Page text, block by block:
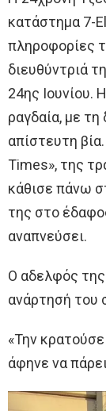
κατάστημα 7-
πληροφορίες
διευθύντριά
24ης Ιουνίου.
ραγδαία, με τη
απίστευτη
Times», της
κάθισε πάνω
της στο
αναπνεύσει.
Ο αδελφός
ανάρτησή του
«Την
άφηνε να